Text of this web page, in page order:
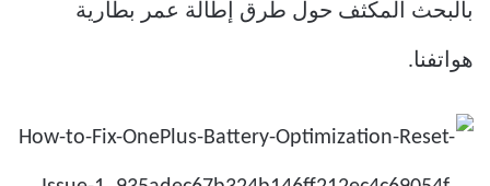
بالبحث المكثف حول طرق إطالة عمر بطارية
هواتفنا.